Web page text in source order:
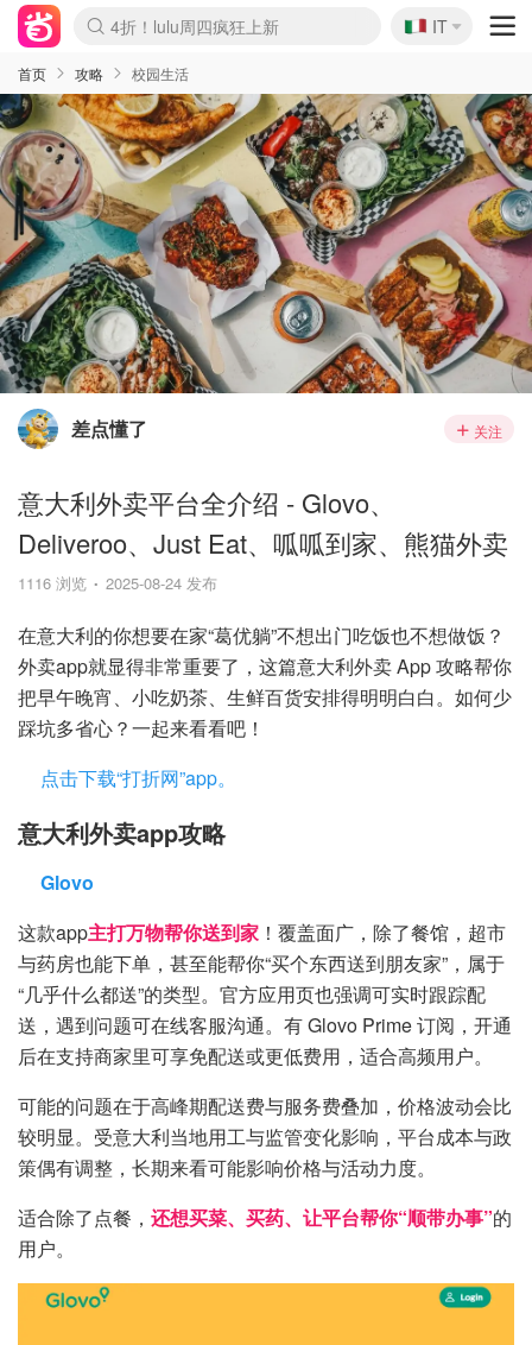
Boticinal 夏促开抢！
4折！lulu周四疯狂上新
速领！Stanley独家85折
Zalando 奥莱闪促！每日更新
🇮🇹
IT
首页 攻略 校园生活
差点懂了 关注
意大利外卖平台全介绍 - Glovo、
Deliveroo、Just Eat、呱呱到家、熊猫外卖
1116 浏览 2025-08-24 发布
在意大利的你想要在家“葛优躺”不想出门吃饭也不想做饭？
外卖app就显得非常重要了，这篇意大利外卖 App 攻略帮你
把早午晚宵、小吃奶茶、生鲜百货安排得明明白白。如何少
踩坑多省心？一起来看看吧！
点击下载“打折网”app。
意大利外卖app攻略
Glovo
这款app主打万物帮你送到家 ！覆盖面广，除了餐馆，超市
与药房也能下单，甚至能帮你“买个东西送到朋友家”，属于
“几乎什么都送”的类型。官方应用页也强调可实时跟踪配
送，遇到问题可在线客服沟通。有 Glovo Prime 订阅，开通
后在支持商家里可享免配送或更低费用，适合高频用户。
可能的问题在于高峰期配送费与服务费叠加，价格波动会比
较明显。受意大利当地用工与监管变化影响，平台成本与政
策偶有调整，长期来看可能影响价格与活动力度。
适合除了点餐， 还想买菜、买药、让平台帮你“顺带办事”的
用户。